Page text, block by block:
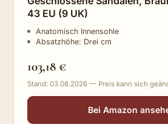
43 EU (9 UK)
Anatomisch Innensohle
Absatzhöhe: Drei cm
103,18 €
Stand: 03.08.2026 — Preis kann sich
Bei Amazon